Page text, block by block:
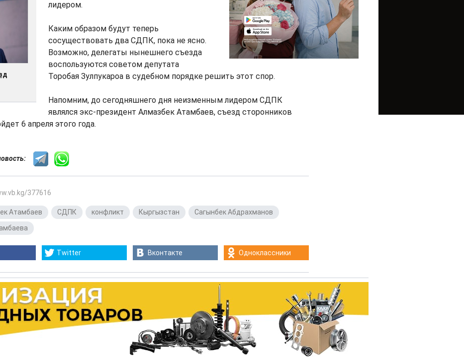
лидером.
Каким образом будут теперь
сосуществовать два СДПК, пока не ясно.
Возможно, делегаты нынешнего съезда
воспользуются советом депутата
Торобая Зулпукароа в судебном порядке решить этот спор.
Напомним, до сегодняшнего дня неизменным лидером СДПК
являлся экс-президент Алмазбек Атамбаев, съезд сторонников
6 апреля этого года.
377616
Атамбаев СДПК конфликт Кыргызстан Сагынбек Абдрахманов
Twitter Вконтакте Одноклассники